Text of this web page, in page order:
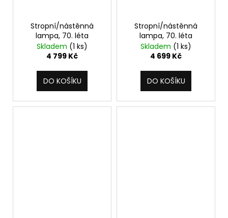
Stropní/nástěnná
lampa, 70. léta
Skladem (1 ks)
4 799 Kč
DO KOŠÍKU
Stropní/nástěnná
lampa, 70. léta
Skladem (1 ks)
4 699 Kč
DO KOŠÍKU